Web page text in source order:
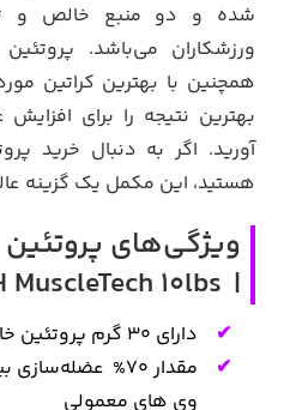
شده و دو منبع خالص و
ورزشکاران می‌باشد.
همچنین با بهترین کراتین
بهترین نتیجه را برای
آورید. اگر به دنبال خرید
هستید، این مکمل یک گزینه
ویژگی‌های
| NITRO-TECH MuscleTech 10lbs
دارای 30 گرم پروتئین خالص در یک پیمانه
مقدار 70%
وی های معمولی